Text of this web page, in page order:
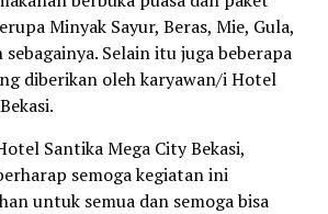
Minyak Sayur, Beras, Mie, Gula,
Selain itu juga beberapa
diberikan oleh karyawan/i Hotel
Santika Mega City Bekasi,
semoga kegiatan ini
untuk semua dan semoga bisa